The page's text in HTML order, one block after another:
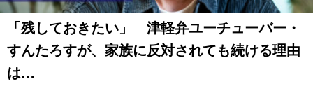
「残しておきたい」 津軽弁ユーチューバー・
すんたろすが、家族に反対されても続ける理由
は…